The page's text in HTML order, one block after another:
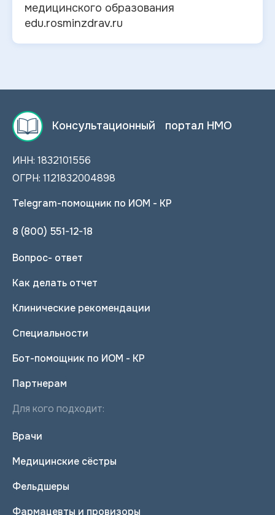
медицинского образования
edu.rosminzdrav.ru
Консультационный портал НМО
ИНН: 1832101556
ОГРН: 1121832004898
Telegram-помощник по ИОМ - КР
8 (800) 551-12-18
Вопрос- ответ
Как делать отчет
Клинические рекомендации
Специальности
Бот-помощник по ИОМ - КР
Партнерам
Для кого подходит:
Врачи
Медицинские сёстры
Фельдшеры
Фармацевты и провизоры